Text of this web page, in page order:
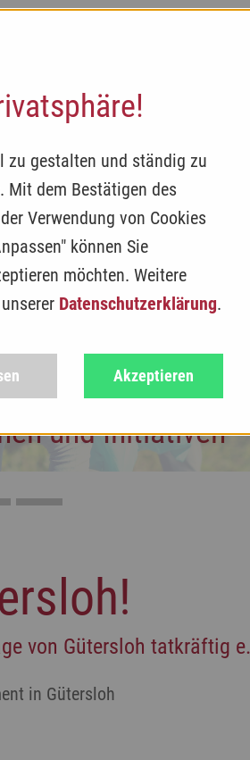
da für
und Initiativen
von Gütersloh tatkräftig
in Gütersloh
zu gestalten und ständig zu
Mit dem Bestätigen des
Verwendung von Cookies
können Sie
möchten. Weitere
Datenschutzerklärung.
Akzeptieren